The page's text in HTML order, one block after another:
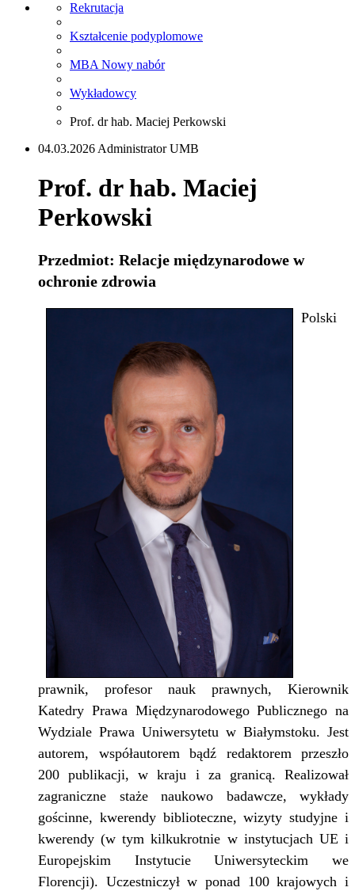
Rekrutacja
Kształcenie podyplomowe
MBA Nowy nabór
Wykładowcy
Prof. dr hab. Maciej Perkowski
04.03.2026 Administrator UMB
Prof. dr hab. Maciej
Perkowski
Przedmiot: Relacje międzynarodowe w
ochronie zdrowia
Polski
prawnik, profesor nauk prawnych,
Kierownik
Katedry Prawa Międzynarodowego Publicznego na
Wydziale Prawa Uniwersytetu w Białymstoku. Jest
autorem, współautorem bądź redaktorem przeszło
200 publikacji, w kraju i za granicą. Realizował
zagraniczne staże naukowo badawcze, wykłady
gościnne, kwerendy biblioteczne, wizyty studyjne i
kwerendy (w tym kilkukrotnie w instytucjach UE i
Europejskim Instytucie Uniwersyteckim we
Florencji). Uczestniczył w ponad 100 krajowych i